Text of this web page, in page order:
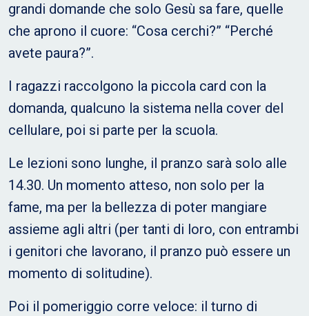
grandi domande che solo Gesù sa fare, quelle
che aprono il cuore: “Cosa cerchi?” “Perché
avete paura?”.
I ragazzi raccolgono la piccola card con la
domanda, qualcuno la sistema nella cover del
cellulare, poi si parte per la scuola.
Le lezioni sono lunghe, il pranzo sarà solo alle
14.30. Un momento atteso, non solo per la
fame, ma per la bellezza di poter mangiare
assieme agli altri (per tanti di loro, con entrambi
i genitori che lavorano, il pranzo può essere un
momento di solitudine).
Poi il pomeriggio corre veloce: il turno di